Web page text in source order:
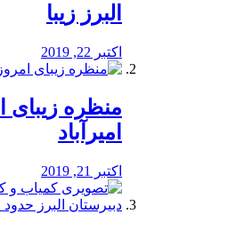
البرز زیبا
اکتبر 22, 2019
منظره‌‌ زیبای
امیرآباد
اکتبر 21, 2019